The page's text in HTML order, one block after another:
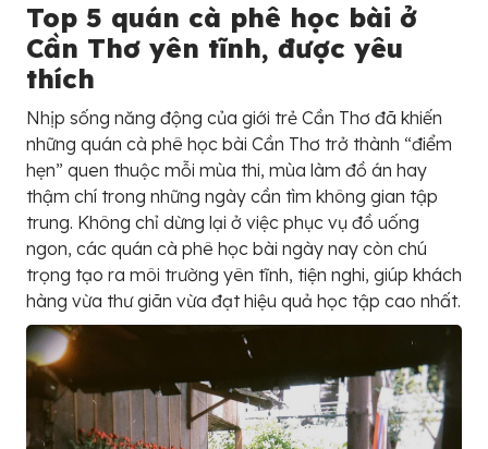
Top 5 quán cà phê học bài ở
Cần Thơ yên tĩnh, được yêu
thích
Nhịp sống năng động của giới trẻ Cần Thơ đã khiến
những quán cà phê học bài Cần Thơ trở thành “điểm
hẹn” quen thuộc mỗi mùa thi, mùa làm đồ án hay
thậm chí trong những ngày cần tìm không gian tập
trung. Không chỉ dừng lại ở việc phục vụ đồ uống
ngon, các quán cà phê học bài ngày nay còn chú
trọng tạo ra môi trường yên tĩnh, tiện nghi, giúp khách
hàng vừa thư giãn vừa đạt hiệu quả học tập cao nhất.